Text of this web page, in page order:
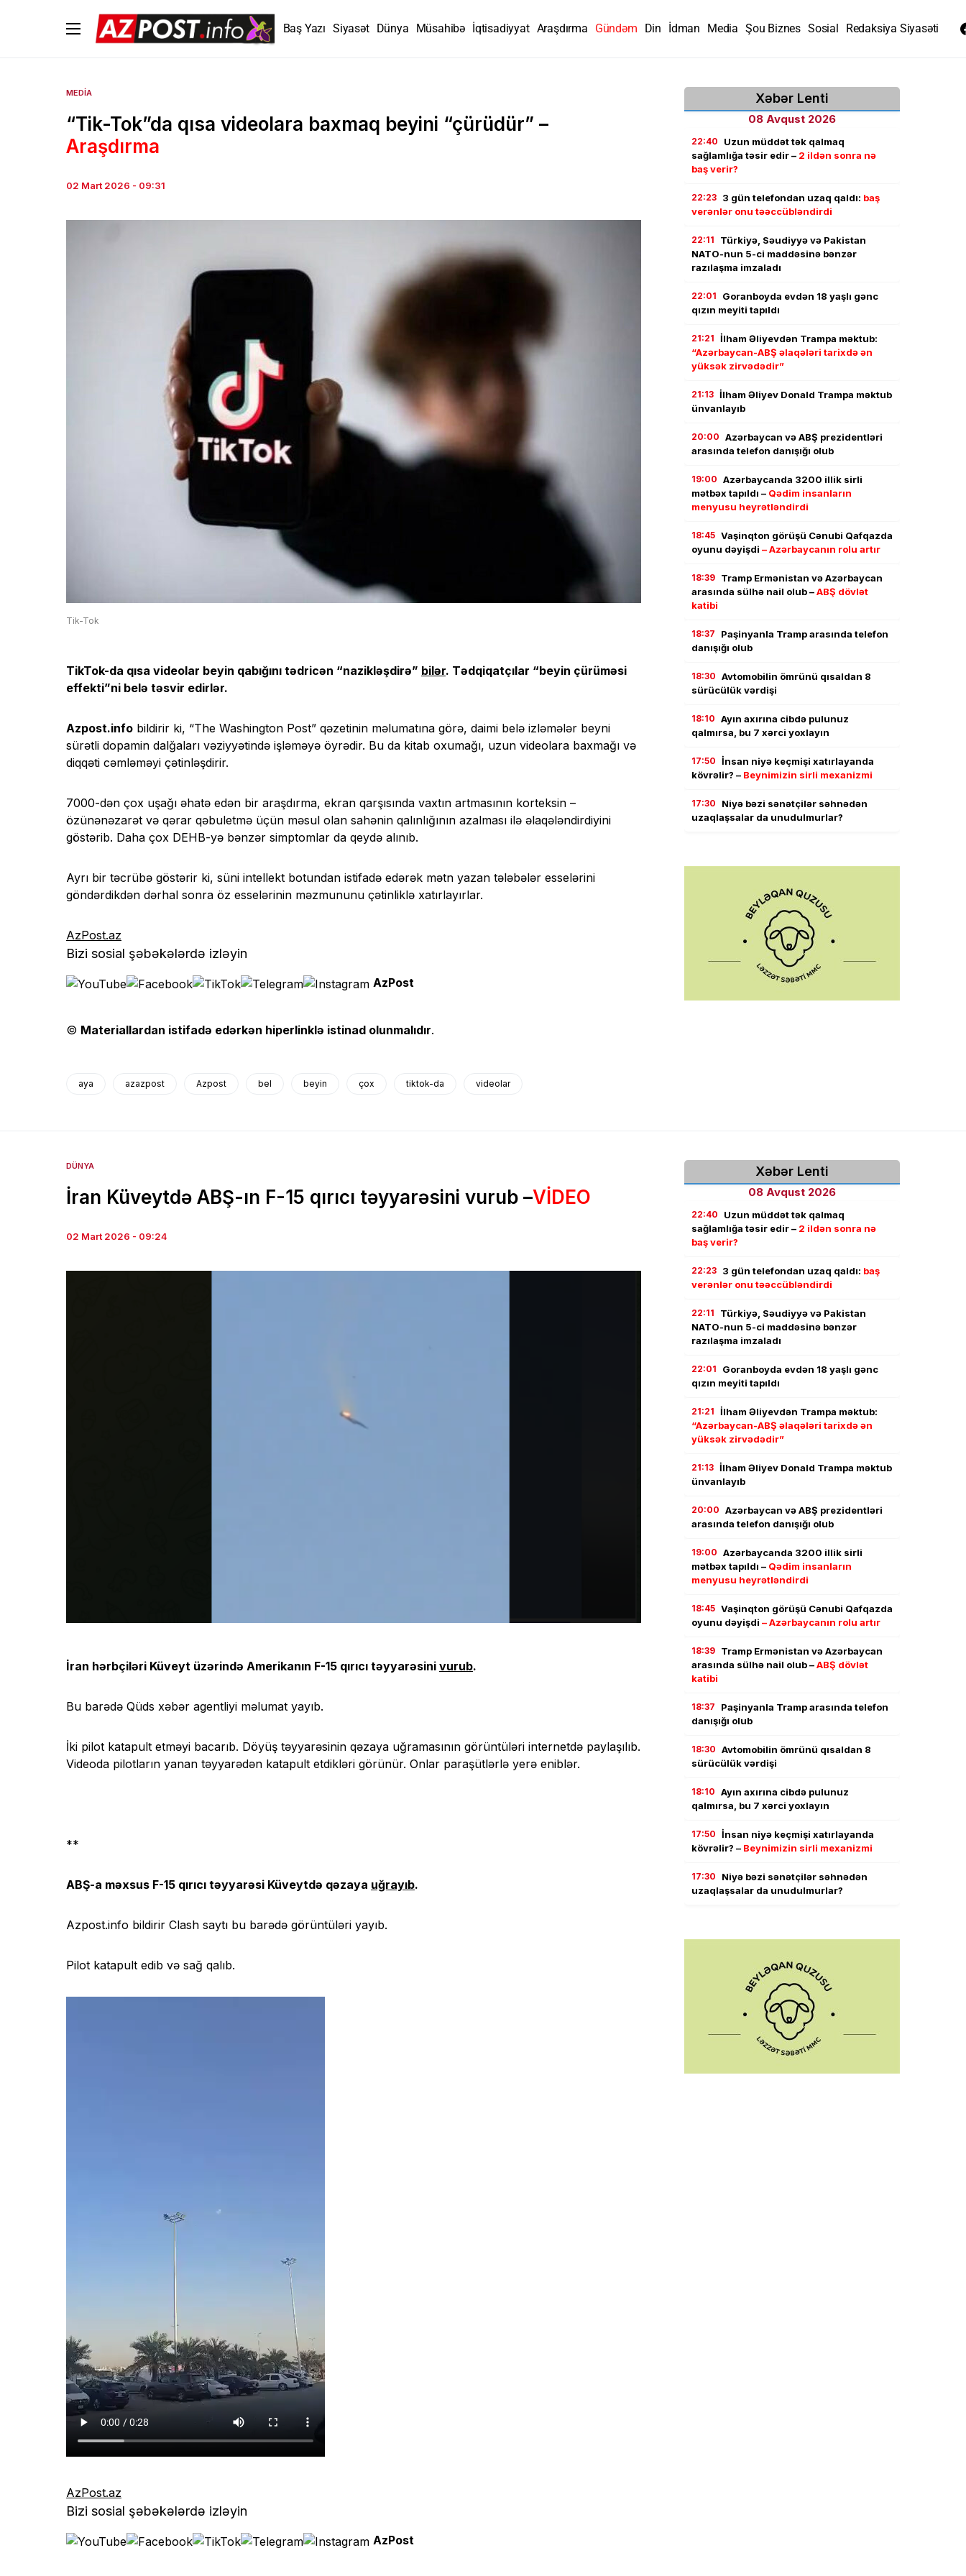
Baş Yazı Siyasət Dünya Müsahibə İqtisadiyyat Araşdırma Gündəm Din İdman Media Şou Biznes Sosial Redaksiya Siyasəti
MEDIA
“Tik-Tok”da qısa videolara baxmaq beyini “çürüdür” –
Araşdırma
02 Mart 2026 - 09:31
Tik-Tok
TikTok-da qısa videolar beyin qabığını tədricən “nazikləşdirə” bilər. Tədqiqatçılar “beyin çürüməsi
effekti”ni belə təsvir edirlər.
Azpost.info bildirir ki, “The Washington Post” qəzetinin məlumatına görə, daimi belə izləmələr beyni
sürətli dopamin dalğaları vəziyyətində işləməyə öyrədir. Bu da kitab oxumağı, uzun videolara baxmağı və
diqqəti cəmləməyi çətinləşdirir.
7000-dən çox uşağı əhatə edən bir araşdırma, ekran qarşısında vaxtın artmasının korteksin –
özünənəzarət və qərar qəbuletmə üçün məsul olan sahənin qalınlığının azalması ilə əlaqələndirdiyini
göstərib. Daha çox DEHB-yə bənzər simptomlar da qeydə alınıb.
Ayrı bir təcrübə göstərir ki, süni intellekt botundan istifadə edərək mətn yazan tələbələr esselərini
göndərdikdən dərhal sonra öz esselərinin məzmununu çətinliklə xatırlayırlar.
AzPost.az
Bizi sosial şəbəkələrdə izləyin
AzPost
© Materiallardan istifadə edərkən hiperlinklə istinad olunmalıdır.
aya azazpost Azpost bel beyin çox tiktok-da videolar
Xəbər Lenti
08 Avqust 2026
22:40
Uzun müddət tək qalmaq
sağlamlığa təsir edir – 2 ildən sonra nə
baş verir?
22:23 3 gün telefondan uzaq qaldı: baş
verənlər onu təəccübləndirdi
22:11
Türkiyə, Səudiyyə və Pakistan
NATO-nun 5-ci maddəsinə bənzər
razılaşma imzaladı
22:01
Goranboyda evdən 18 yaşlı gənc
qızın meyiti tapıldı
21:21 İlham Əliyevdən Trampa məktub:
“Azərbaycan-ABŞ əlaqələri tarixdə ən
yüksək zirvədədir”
21:13 İlham Əliyev Donald Trampa məktub
ünvanlayıb
20:00 Azərbaycan və ABŞ prezidentləri
arasında telefon danışığı olub
19:00 Azərbaycanda 3200 illik sirli
mətbəx tapıldı – Qədim insanların
menyusu heyrətləndirdi
18:45 Vaşinqton görüşü Cənubi Qafqazda
oyunu dəyişdi – Azərbaycanın rolu artır
18:39 Tramp Ermənistan və Azərbaycan
arasında sülhə nail olub –ABŞ dövlət
katibi
18:37
Paşinyanla Tramp arasında telefon
danışığı olub
18:30 Avtomobilin ömrünü qısaldan 8
sürücülük vərdişi
18:10 Ayın axırına cibdə pulunuz
qalmırsa, bu 7 xərci yoxlayın
17:50 İnsan niyə keçmişi xatırlayanda
kövrəlir? – Beynimizin sirli mexanizmi
17:30
Niyə bəzi sənətçilər səhnədən
uzaqlaşsalar da unudulmurlar?
DÜNYA
İran Küveytdə ABŞ-ın F-15 qırıcı təyyarəsini vurub –VİDEO
02 Mart 2026 - 09:24
İran hərbçiləri Küveyt üzərində Amerikanın F-15 qırıcı təyyarəsini vurub.
Bu barədə Qüds xəbər agentliyi məlumat yayıb.
İki pilot katapult etməyi bacarıb. Döyüş təyyarəsinin qəzaya uğramasının görüntüləri internetdə paylaşılıb.
Videoda pilotların yanan təyyarədən katapult etdikləri görünür. Onlar paraşütlərlə yerə eniblər.
**
ABŞ-a məxsus F-15 qırıcı təyyarəsi Küveytdə qəzaya uğrayıb.
Azpost.info bildirir Clash saytı bu barədə görüntüləri yayıb.
Pilot katapult edib və sağ qalıb.
AzPost.az
Bizi sosial şəbəkələrdə izləyin
AzPost
Xəbər Lenti
08 Avqust 2026
22:40
Uzun müddət tək qalmaq
sağlamlığa təsir edir – 2 ildən sonra nə
baş verir?
22:23 3 gün telefondan uzaq qaldı: baş
verənlər onu təəccübləndirdi
22:11
Türkiyə, Səudiyyə və Pakistan
NATO-nun 5-ci maddəsinə bənzər
razılaşma imzaladı
22:01
Goranboyda evdən 18 yaşlı gənc
qızın meyiti tapıldı
21:21 İlham Əliyevdən Trampa məktub:
“Azərbaycan-ABŞ əlaqələri tarixdə ən
yüksək zirvədədir”
21:13 İlham Əliyev Donald Trampa məktub
ünvanlayıb
20:00 Azərbaycan və ABŞ prezidentləri
arasında telefon danışığı olub
19:00 Azərbaycanda 3200 illik sirli
mətbəx tapıldı – Qədim insanların
menyusu heyrətləndirdi
18:45 Vaşinqton görüşü Cənubi Qafqazda
oyunu dəyişdi – Azərbaycanın rolu artır
18:39 Tramp Ermənistan və Azərbaycan
arasında sülhə nail olub –ABŞ dövlət
katibi
18:37
Paşinyanla Tramp arasında telefon
danışığı olub
18:30 Avtomobilin ömrünü qısaldan 8
sürücülük vərdişi
18:10 Ayın axırına cibdə pulunuz
qalmırsa, bu 7 xərci yoxlayın
17:50 İnsan niyə keçmişi xatırlayanda
kövrəlir? – Beynimizin sirli mexanizmi
17:30
Niyə bəzi sənətçilər səhnədən
uzaqlaşsalar da unudulmurlar?